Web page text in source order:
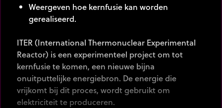
Weergeven hoe kernfusie kan worden
gerealiseerd.
ITER (International Thermonuclear Experimental
Reactor) is een experimenteel project om tot
kernfusie te komen, een nieuwe bijna
onuitputtelijke energiebron. De energie die
vrijkomt bij dit proces, wordt gebruikt om
elektriciteit te produceren.